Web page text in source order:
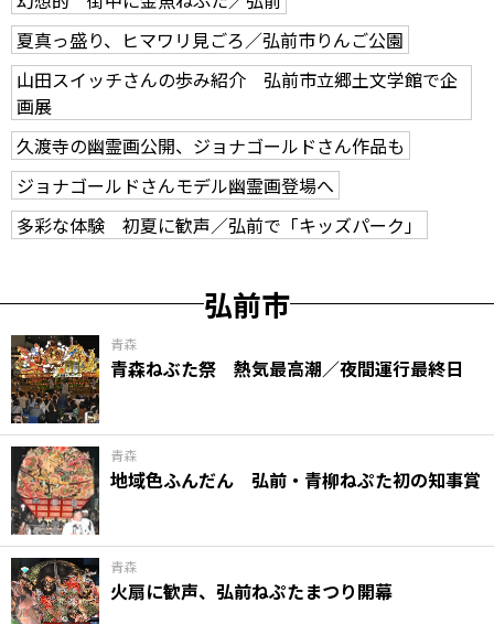
夏真っ盛り、ヒマワリ見ごろ／弘前市りんご公園
山田スイッチさんの歩み紹介 弘前市立郷土文学館で企
画展
久渡寺の幽霊画公開、ジョナゴールドさん作品も
ジョナゴールドさんモデル幽霊画登場へ
多彩な体験 初夏に歓声／弘前で「キッズパーク」
弘前市
青森
青森ねぶた祭 熱気最高潮／夜間運行最終日
青森
地域色ふんだん 弘前・青柳ねぷた初の知事賞
青森
火扇に歓声、弘前ねぷたまつり開幕